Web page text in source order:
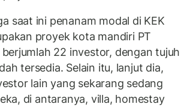
saat ini penanam modal di KEK
proyek kota mandiri PT
22 investor, dengan tujuh
tersedia. Selain itu, lanjut dia,
lain yang sekarang sedang
di antaranya, villa, homestay